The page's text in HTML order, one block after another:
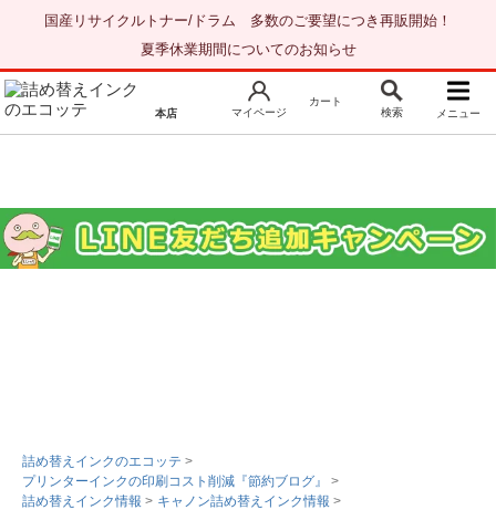
国産リサイクルトナー/ドラム 多数のご要望につき再販開始！
夏季休業期間についてのお知らせ
トップページ お気に入り
注文履歴 レビュー履歴
エプソンインク
ブラザーインク
本店 マイページ
カート
検索
メニュー
詰め替えインクのエコッテ >
プリンターインクの印刷コスト削減『節約ブログ』
>
詰め替えインク情報 > キャノン詰め替えインク情報 >